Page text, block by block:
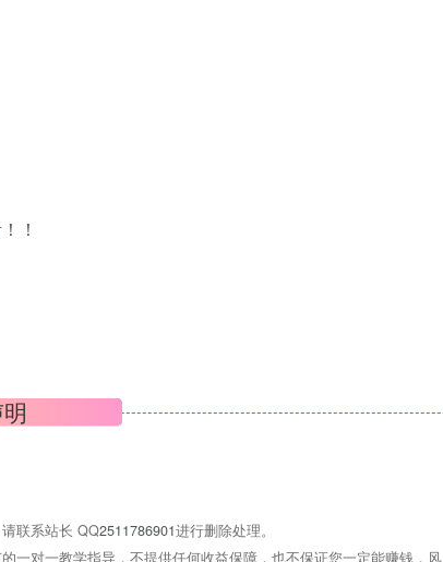
！
联系站长 QQ2511786901进行删除处理。
一对一教学指导，不提供任何收益保障，也不保证您一定能赚钱，风